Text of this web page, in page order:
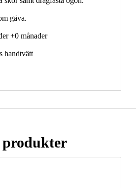
gåva.
+0 månader
handtvätt
produkter